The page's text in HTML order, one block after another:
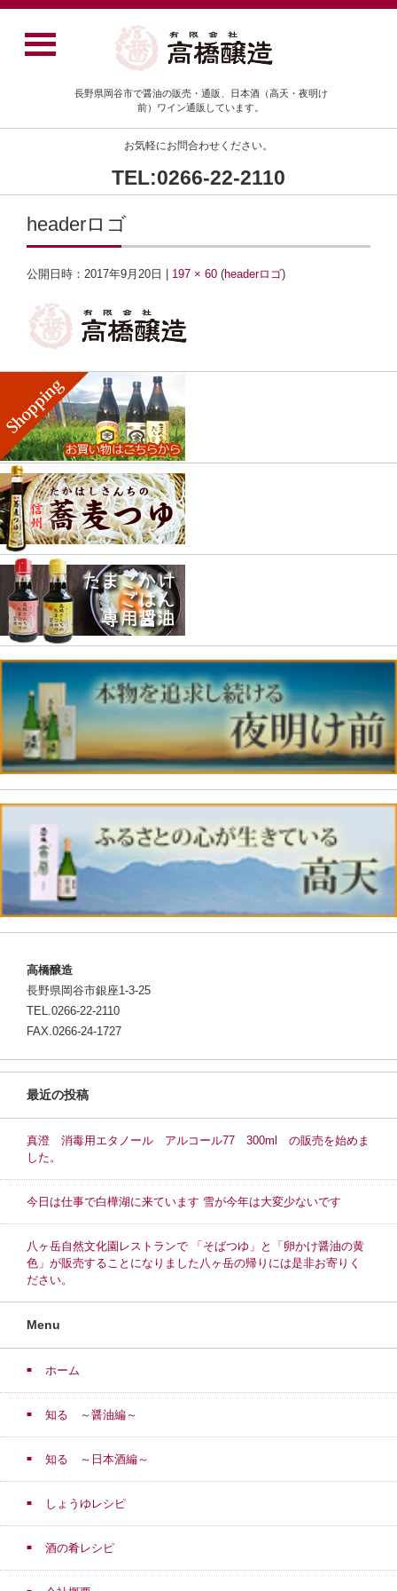
長野県岡谷市で醤油の販売・通販、日本酒（高天・夜明け
前）ワイン通販しています。
お気軽にお問合わせください。
TEL:0266-22-2110
headerロゴ
公開日時： 2017年9月20日 197 × 60 (headerロゴ)
高橋醸造
長野県岡谷市銀座1-3-25
TEL.0266-22-2110
FAX.0266-24-1727
最近の投稿
真澄 消毒用エタノール アルコール77 300ml の販売を始めま
した。
今日は仕事で白樺湖に来ています 雪が今年は大変少ないです
八ヶ岳自然文化園レストランで 「そばつゆ」と「卵かけ醤油の黄
色」が販売することになりました八ヶ岳の帰りには是非お寄りく
ださい。
Menu
ホーム
知る ～醤油編～
知る ～日本酒編～
しょうゆレシピ
酒の肴レシピ